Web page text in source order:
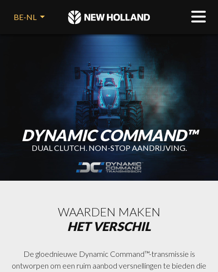
BE-NL
DYNAMIC COMMAND™
DUAL CLUTCH. NON-STOP AANDRIJVING.
WAARDEN MAKEN
HET VERSCHIL
De gloednieuwe Dynamic Command™-transmissie is
ontworpen om een ruim aanbod versnellingen te bieden die